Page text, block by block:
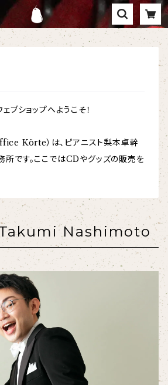
ブショップへようこそ！
Körte）は、ピアニスト梨本卓幹
です。ここではCDやグッズの販売を
Takumi Nashimoto